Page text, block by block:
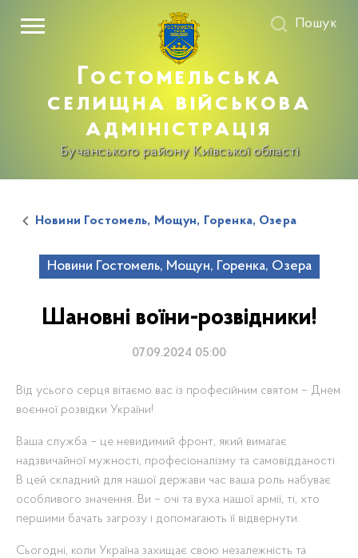
Гостомельська
селищна військова
адміністрація
Бучанського району Київської області
Пошук
Новини Гостомель, Мощун, Горенка, Озера
Новини Гостомель, Мощун, Горенка, Озера
Шановні воїни-розвідники!
07.09.2024 05:00
Від усього серця вітаємо вас із професійним святом – Днем
воєнної розвідки України!
Ваша служба – це невидимий фронт, який вимагає
надзвичайної мужності, професіоналізму та самовідданості.
В цей складний для нашої держави час ваша роль набуває
особливого значення. Ви – очі та вуха нашої армії, ті, хто
першими бачать загрозу і допомагають її відвернути.
Сьогодні, коли Україна захищає свою незалежність та